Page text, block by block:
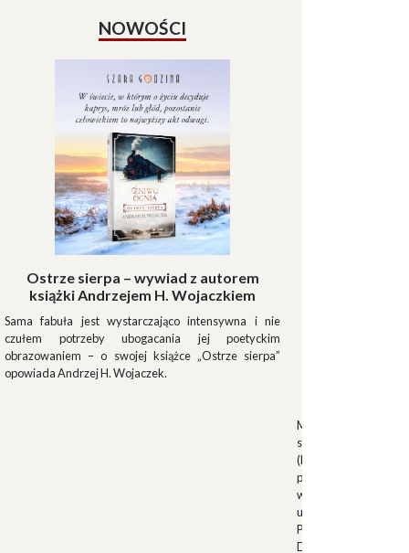
NOWOŚCI
Ostrze sierpa – wywiad z autorem
książki Andrzejem H. Wojaczkiem
Sama fabuła jest wystarczająco intensywna i nie
czułem potrzeby ubogacania jej poetyckim
obrazowaniem – o swojej książce „Ostrze sierpa”
opowiada Andrzej H. Wojaczek.
Muszkieterowie
stanowili elitarną
(Milizia Volontaria
pełniącą rolę
w latach 1923-
uroczystościach
Palazzo Venezia w
Duce.